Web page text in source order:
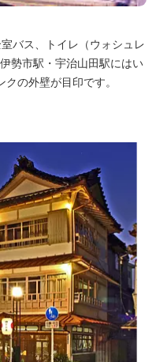
バス、トイレ（ウォシュレ
勢市駅・宇治山田駅にはい
の外壁が目印です。